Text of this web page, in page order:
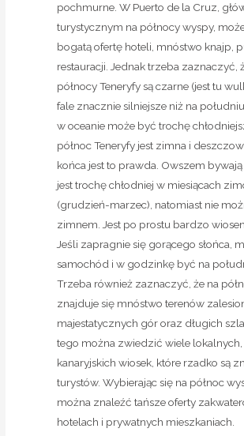
pochmurne. W Puerto de la Cruz,
turystycznym na północy wyspy,
bogatą ofertę hoteli, mnóstwo knajp,
restauracji. Jednak trzeba zaznaczyć,
północy Teneryfy są czarne (jest tu
fale znacznie silniejsze niż na
w oceanie może być trochę
północ Teneryfy jest zimna i
końca jest to prawda. Owszem
jest trochę chłodniej w miesiącach
(grudzień-marzec), natomiast nie
zimnem. Jest po prostu bardzo
Jeśli zapragnie się gorącego słońca,
samochód i w godzinkę być na
Trzeba również zaznaczyć, że na
znajduje się mnóstwo terenów
majestatycznych gór oraz długich
tego można zwiedzić wiele lokalnych,
kanaryjskich wiosek, które rzadko są
turystów. Wybierając się na północ
można znaleźć tańsze oferty
hotelach i prywatnych mieszkaniach.